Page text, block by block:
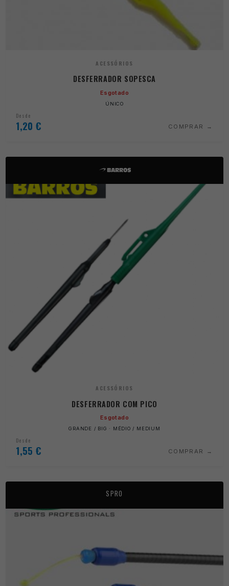
ACESSÓRIOS
DESFERRADOR SOPESCA
Esgotado
ÚNICO
Desde
1,20 € COMPRAR
ACESSÓRIOS
DESFERRADOR COM PICO
Esgotado
GRANDE / BIG · MÉDIO / MEDIUM
Desde
1,55 € COMPRAR
SPRO